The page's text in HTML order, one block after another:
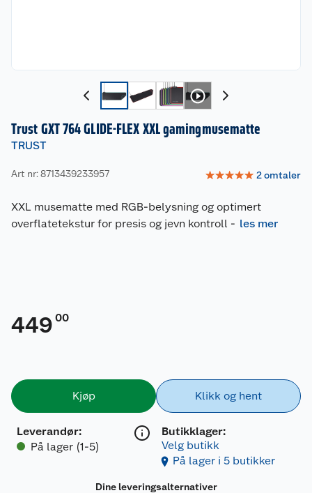
Trust GXT 764 GLIDE-FLEX XXL gamingmusematte
TRUST
Art nr: 8713439233957 ☆☆☆☆☆ 2omtaler
XXL musematte med RGB-belysning og optimert
overflatetekstur for presis og jevn kontroll - les mer
449 00
Kjøp
Leverandør:
På lager (1-5)
Klikk og hent
Butikklager:
Velg butikk
På lager i 5 butikker
Dine leveringsalternativer